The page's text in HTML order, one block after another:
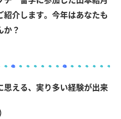
紹介します。今年はあなたも
？
思える、 実り多い経験が出来